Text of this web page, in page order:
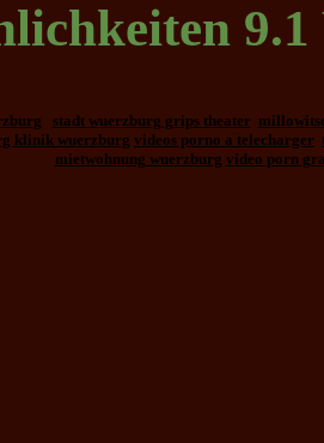
stadt wuerzburg grips theater
klinik wuerzburg videos porno a telecharger
mietwohnung wuerzburg video porn